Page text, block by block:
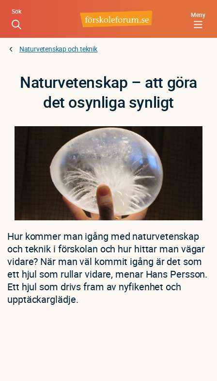
Hoppa
huvudinnehåll
Meny
Sök
Naturvetenskap och teknik
Naturvetenskap – att göra
det osynliga synligt
Hur kommer man igång med naturvetenskap
och teknik i förskolan och hur hittar man vägar
vidare? När man väl kommit igång är det som
ett hjul som rullar vidare, menar Hans Persson.
Ett hjul som drivs fram av nyfikenhet och
upptäckarglädje.